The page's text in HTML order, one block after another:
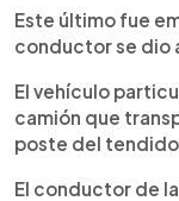
Este último fue
conductor se dio
El vehículo
camión que
poste del
El conductor de